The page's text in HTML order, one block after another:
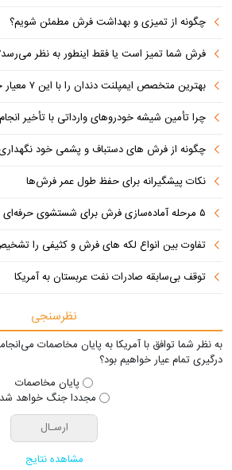
چگونه از تمیزی و بهداشت فرش مطمئن شویم؟
فرش شما تمیز است یا فقط اینطور به نظر
بهترین متخصص ایمپلنت دندان را با این ۷ معیار حرفه‌ای انتخاب کنید
چرا تأمین شیشه خودروهای وارداتی با تأخیر
چگونه از فرش های دستباف و پشمی خود
نکات پیشگیرانه برای حفظ طول عمر فرش‌ها
۵ مرحله آماده‌سازی فرش برای شستشوی حرفه‌ای
تفاوت‌ بین انواع لکه های فرش و کثیفی را
توقف بی‌سابقه صادرات نفت عربستان به آمریکا
نظرسنجی
به نظر شما توافق با آمریکا به پایان مخاصمات
درگیری تمام عیار خواهیم بود؟
پایان مخاصمات
مجددا جنگ خواهد شد
مشاهده نتایج